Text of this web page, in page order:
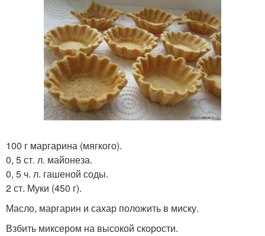
100 г маргарина (мягкого).
0, 5 ст. л. майонеза.
0, 5 ч. л. гашеной соды.
2 ст. Муки (450 г).
Масло, маргарин и сахар положить в миску.
Взбить миксером на высокой скорости.